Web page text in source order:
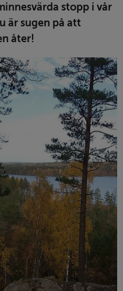
stopp i vår
är sugen på att
åter!